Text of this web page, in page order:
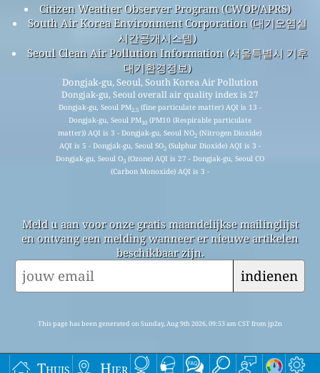
Thuis Hier
Citizen Weather Observer Program (CWOP/APRS)
South Air Korea Environment Corporation (대기오염실
시간공개시스템)
Seoul Clean Air Pollution Information (서울특별시 기후
대기환경정보)
Dongjak-gu, Seoul, South Korea Air Pollution
Dongjak-gu, Seoul overall air quality index is 27
Dongjak-gu, Seoul PM2.5(fine particulate matter) AQI is 13 -
Dongjak-gu, Seoul PM10(PM10 (Respirable particulate
matter)) AQI is 3 - Dongjak-gu, Seoul NO2 (Nitrogen Dioxide)
AQI is 5 - Dongjak-gu, Seoul SO2(Sulphur Dioxide) AQI is 3 -
Dongjak-gu, Seoul O3(Ozone) AQI is 27 - Dongjak-gu, Seoul CO
(Carbon Monoxide) AQI is 3 -
Meld u aan voor onze gratis maandelijkse mailinglijst
en ontvang een melding wanneer er nieuwe artikelen
beschikbaar zijn.
indienen
This page has been generated on Sunday, Aug 9th 2026, 09:53 am CST from jp2n